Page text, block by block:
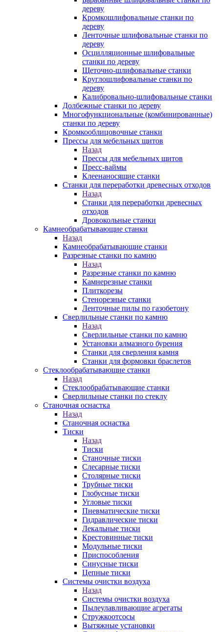
дереву
Кромкошлифовальные станки по
дереву
Ленточные шлифовальные станки по
дереву
Осцилляционные шлифовальные
станки по дереву
Щеточно-шлифовальные станки
Круглошлифовальные станки по
дереву
Калибровально-шлифовальные станки
Долбежные станки по дереву
Многофункциональные (комбинированные)
станки по дереву
Кромкооблицовочные станки
Прессы для мебельных щитов
Назад
Прессы для мебельных щитов
Пресс-ваймы
Клеенаносящие станки
Станки для переработки древесных отходов
Назад
Станки для переработки древесных
отходов
Дровокольные станки
Камнеобрабатывающие станки
Назад
Камнеобрабатывающие станки
Разрезные станки по камню
Назад
Разрезные станки по камню
Камнерезные станки
Плиткорезы
Стенорезные станки
Ленточные пилы по газобетону
Сверлильные станки по камню
Назад
Сверлильные станки по камню
Установки алмазного бурения
Станки для сверления камня
Станки для формовки браслетов
Стеклообрабатывающие станки
Назад
Стеклообрабатывающие станки
Сверлильные станки по стеклу
Станочная оснастка
Назад
Станочная оснастка
Тиски
Назад
Тиски
Станочные тиски
Слесарные тиски
Столярные тиски
Трубные тиски
Глобусные тиски
Угловые тиски
Пневматические тиски
Гидравлические тиски
Лекальные тиски
Крестовинные тиски
Модульные тиски
Приспособления
Синусные тиски
Цепные тиски
Системы очистки воздуха
Назад
Системы очистки воздуха
Пылеулавливающие агрегаты
Стружкоотсосы
Вытяжные установки